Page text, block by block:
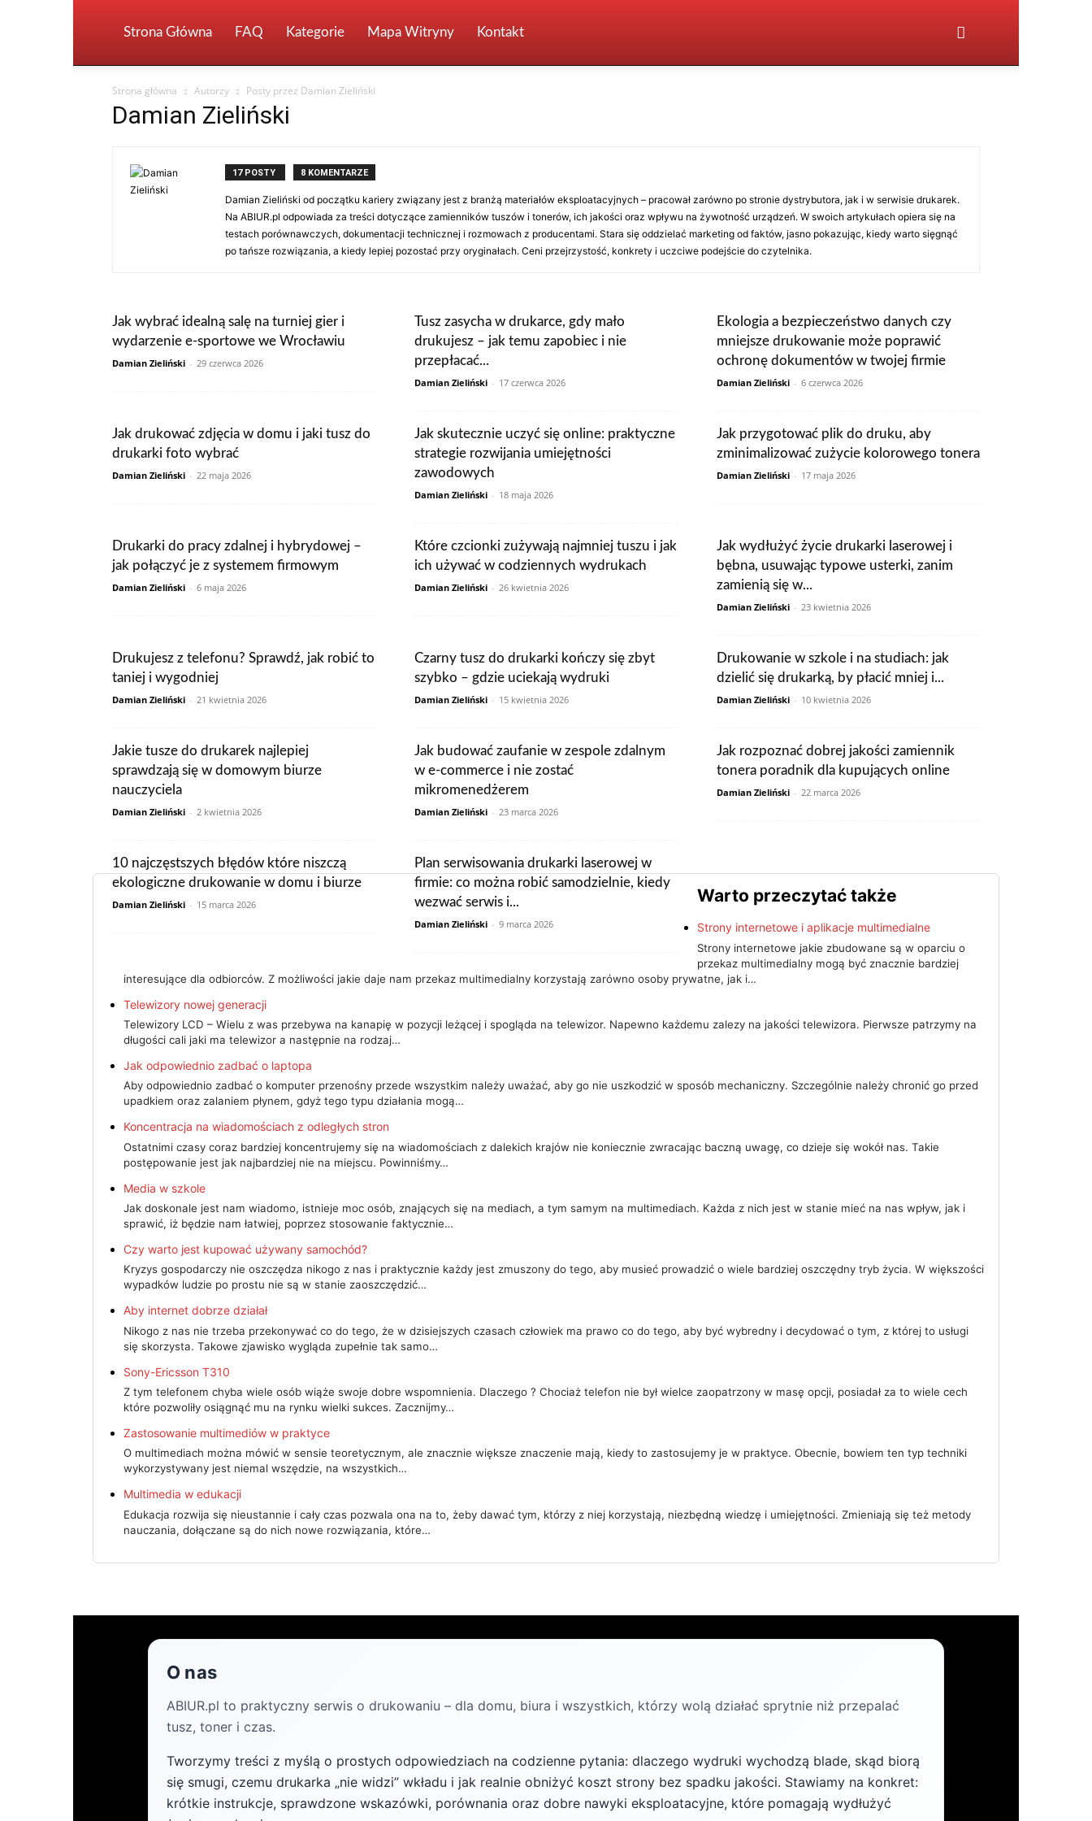
Strona Główna FAQ Kategorie Mapa Witryny Kontakt
Strona główna Autorzy Posty przez Damian Zieliński
Damian Zieliński
17 POSTY 8 KOMENTARZE
Damian Zieliński od początku kariery związany jest z branżą materiałów eksploatacyjnych – pracował zarówno po stronie dystrybutora, jak i w serwisie drukarek.
Na ABIUR.pl odpowiada za treści dotyczące zamienników tuszów i tonerów, ich jakości oraz wpływu na żywotność urządzeń. W swoich artykułach opiera się na
testach porównawczych, dokumentacji technicznej i rozmowach z producentami. Stara się oddzielać marketing od faktów, jasno pokazując, kiedy warto sięgnąć
po tańsze rozwiązania, a kiedy lepiej pozostać przy oryginałach. Ceni przejrzystość, konkrety i uczciwe podejście do czytelnika.
Jak wybrać idealną salę na turniej gier i
wydarzenie e-sportowe we Wrocławiu
Damian Zieliński - 29 czerwca 2026
Tusz zasycha w drukarce, gdy mało
drukujesz – jak temu zapobiec i nie
przepłacać...
Damian Zieliński - 17 czerwca 2026
Ekologia a bezpieczeństwo danych czy
mniejsze drukowanie może poprawić
ochronę dokumentów w twojej firmie
Damian Zieliński - 6 czerwca 2026
Jak drukować zdjęcia w domu i jaki tusz do
drukarki foto wybrać
Damian Zieliński - 22 maja 2026
Jak skutecznie uczyć się online: praktyczne
strategie rozwijania umiejętności
zawodowych
Damian Zieliński - 18 maja 2026
Jak przygotować plik do druku, aby
zminimalizować zużycie kolorowego tonera
Damian Zieliński - 17 maja 2026
Drukarki do pracy zdalnej i hybrydowej –
jak połączyć je z systemem firmowym
Damian Zieliński - 6 maja 2026
Które czcionki zużywają najmniej tuszu i jak
ich używać w codziennych wydrukach
Damian Zieliński - 26 kwietnia 2026
Jak wydłużyć życie drukarki laserowej i
bębna, usuwając typowe usterki, zanim
zamienią się w...
Damian Zieliński - 23 kwietnia 2026
Drukujesz z telefonu? Sprawdź, jak robić to
taniej i wygodniej
Damian Zieliński - 21 kwietnia 2026
Czarny tusz do drukarki kończy się zbyt
szybko – gdzie uciekają wydruki
Damian Zieliński - 15 kwietnia 2026
Drukowanie w szkole i na studiach: jak
dzielić się drukarką, by płacić mniej i...
Damian Zieliński - 10 kwietnia 2026
Jakie tusze do drukarek najlepiej
sprawdzają się w domowym biurze
nauczyciela
Damian Zieliński - 2 kwietnia 2026
Jak budować zaufanie w zespole zdalnym
w e-commerce i nie zostać
mikromenedżerem
Damian Zieliński - 23 marca 2026
Jak rozpoznać dobrej jakości zamiennik
tonera poradnik dla kupujących online
Damian Zieliński - 22 marca 2026
10 najczęstszych błędów które niszczą
ekologiczne drukowanie w domu i biurze
Damian Zieliński - 15 marca 2026
Plan serwisowania drukarki laserowej w
firmie: co można robić samodzielnie, kiedy
wezwać serwis i...
Damian Zieliński - 9 marca 2026
Warto przeczytać także
Strony internetowe i aplikacje multimedialne
Strony internetowe jakie zbudowane są w oparciu o
przekaz multimedialny mogą być znacznie bardziej
interesujące dla odbiorców. Z możliwości jakie daje nam przekaz multimedialny korzystają zarówno osoby prywatne, jak i…
Telewizory nowej generacji
Telewizory LCD – Wielu z was przebywa na kanapię w pozycji leżącej i spogląda na telewizor. Napewno każdemu zalezy na jakości telewizora. Pierwsze patrzymy na
długości cali jaki ma telewizor a następnie na rodzaj…
Jak odpowiednio zadbać o laptopa
Aby odpowiednio zadbać o komputer przenośny przede wszystkim należy uważać, aby go nie uszkodzić w sposób mechaniczny. Szczególnie należy chronić go przed
upadkiem oraz zalaniem płynem, gdyż tego typu działania mogą…
Koncentracja na wiadomościach z odległych stron
Ostatnimi czasy coraz bardziej koncentrujemy się na wiadomościach z dalekich krajów nie koniecznie zwracając baczną uwagę, co dzieje się wokół nas. Takie
postępowanie jest jak najbardziej nie na miejscu. Powinniśmy…
Media w szkole
Jak doskonale jest nam wiadomo, istnieje moc osób, znających się na mediach, a tym samym na multimediach. Każda z nich jest w stanie mieć na nas wpływ, jak i
sprawić, iż będzie nam łatwiej, poprzez stosowanie faktycznie…
Czy warto jest kupować używany samochód?
Kryzys gospodarczy nie oszczędza nikogo z nas i praktycznie każdy jest zmuszony do tego, aby musieć prowadzić o wiele bardziej oszczędny tryb życia. W większości
wypadków ludzie po prostu nie są w stanie zaoszczędzić…
Aby internet dobrze działał
Nikogo z nas nie trzeba przekonywać co do tego, że w dzisiejszych czasach człowiek ma prawo co do tego, aby być wybredny i decydować o tym, z której to usługi
się skorzysta. Takowe zjawisko wygląda zupełnie tak samo…
Sony-Ericsson T310
Z tym telefonem chyba wiele osób wiąże swoje dobre wspomnienia. Dlaczego ? Chociaż telefon nie był wielce zaopatrzony w masę opcji, posiadał za to wiele cech
które pozwoliły osiągnąć mu na rynku wielki sukces. Zacznijmy…
Zastosowanie multimediów w praktyce
O multimediach można mówić w sensie teoretycznym, ale znacznie większe znaczenie mają, kiedy to zastosujemy je w praktyce. Obecnie, bowiem ten typ techniki
wykorzystywany jest niemal wszędzie, na wszystkich…
Multimedia w edukacji
Edukacja rozwija się nieustannie i cały czas pozwala ona na to, żeby dawać tym, którzy z niej korzystają, niezbędną wiedzę i umiejętności. Zmieniają się też metody
nauczania, dołączane są do nich nowe rozwiązania, które…
O nas
ABIUR.pl to praktyczny serwis o drukowaniu – dla domu, biura i wszystkich, którzy wolą działać sprytnie niż przepalać
tusz, toner i czas.
Tworzymy treści z myślą o prostych odpowiedziach na codzienne pytania: dlaczego wydruki wychodzą blade, skąd biorą
się smugi, czemu drukarka „nie widzi” wkładu i jak realnie obniżyć koszt strony bez spadku jakości. Stawiamy na konkret:
krótkie instrukcje, sprawdzone wskazówki, porównania oraz dobre nawyki eksploatacyjne, które pomagają wydłużyć